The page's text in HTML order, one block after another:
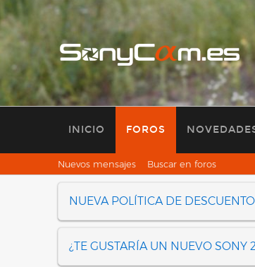
INICIO FOROS
Nuevos mensajes Buscar en foros
NUEVA POLÍTICA DE
¿TE GUSTARÍA UN NUEVO SONY